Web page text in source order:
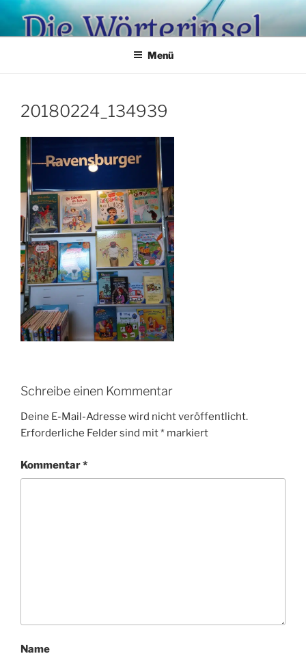
Zum
Inhalt
springen
Menü
20180224_134939
Schreibe einen Kommentar
Deine E-Mail-Adresse wird nicht veröffentlicht.
Erforderliche Felder sind mit* markiert
Kommentar*
Name